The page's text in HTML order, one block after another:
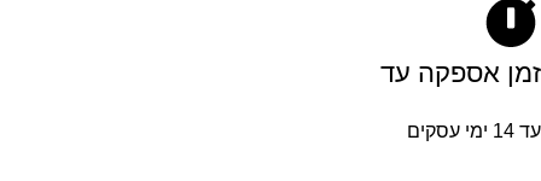
זמן אספקה עד
עד 14 ימי עסקים